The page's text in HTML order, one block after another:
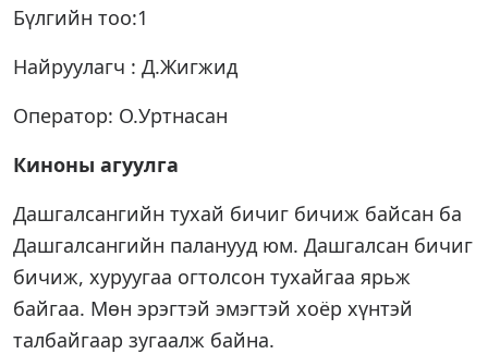
Бүлгийн тоо:1
Найруулагч : Д.Жигжид
Оператор: О.Уртнасан
Киноны агуулга
Дашгалсангийн тухай бичиг бичиж байсан ба
Дашгалсангийн паланууд юм. Дашгалсан бичиг
бичиж, хуруугаа огтолсон тухайгаа ярьж
байгаа. Мөн эрэгтэй эмэгтэй хоёр хүнтэй
талбайгаар зугаалж байна.